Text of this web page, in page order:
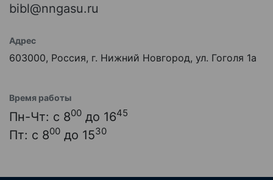
bibl@nngasu.ru
Адрес
603000, Россия, г. Нижний Новгород, ул. Гоголя 1а
Время работы
Пн-Чт: с 800 до 1645
Пт: с 800 до 1530